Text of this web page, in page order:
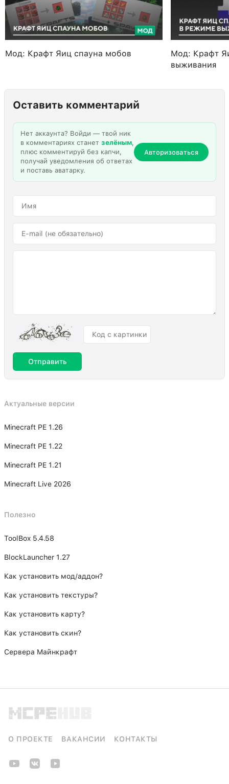
Мод: Крафт Яиц спауна мобов
Мод: Крафт
выживания
Оставить комментарий
Нет аккаунта? Войди — твой ник
в комментариях станет зелёным,
плюс комментируй без капчи,
получай уведомления об ответах
и поставь аватарку.
Авторизоваться
Отправить
Актуальные версии
Minecraft PE 1.26
Minecraft PE 1.22
Minecraft PE 1.21
Minecraft Live 2026
Полезно
ToolBox 5.4.58
BlockLauncher 1.27
Как установить мод/аддон?
Как установить текстуры?
Как установить карту?
Как установить скин?
Сервера Майнкрафт
О ПРОЕКТЕ ВАКАНСИИ КОНТАКТЫ